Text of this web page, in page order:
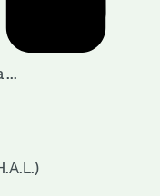
...